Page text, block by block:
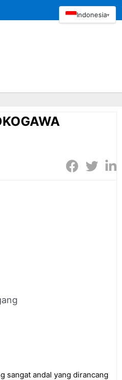
sangat andal yang dirancang
Indonesia▾